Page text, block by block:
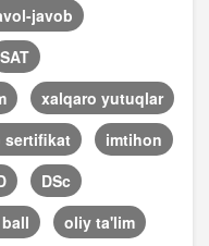
javob
SAT
xalqaro yutuqlar
sertifikat
imtihon
DSc
oliy ta'lim